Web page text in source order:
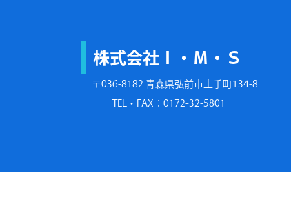
株式会社Ｉ・Ｍ・Ｓ
〒036-8182 青森県弘前市土手町134-8
TEL・FAX：0172-32-5801